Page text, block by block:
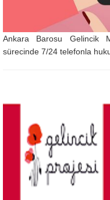
Ankara Barosu Gelincik
sürecinde 7/24 telefonla